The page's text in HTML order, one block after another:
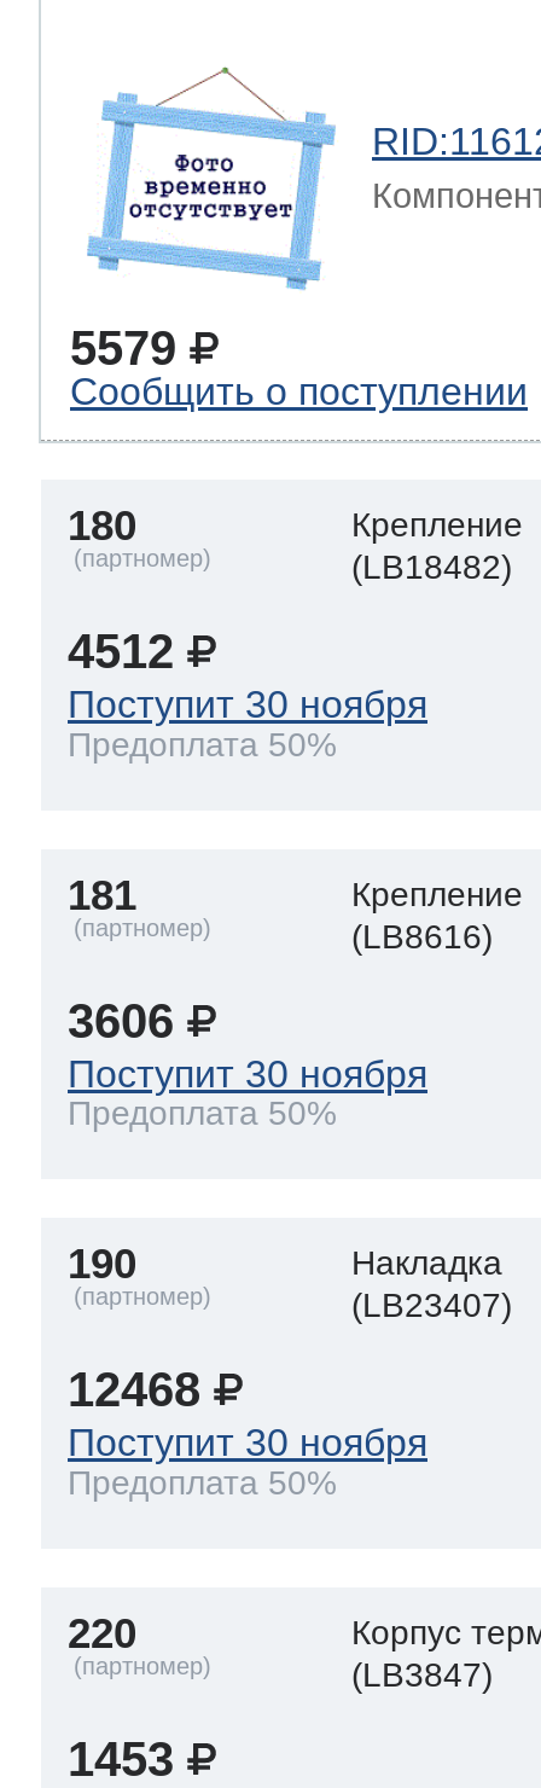
5579
Сообщить о поступлении
180
Крепление
(LB18482)
4512
Поступит 30 ноября
Предоплата 50%
181
Крепление
(LB8616)
3606
Поступит 30 ноября
Предоплата 50%
190
Накладка
(LB23407)
12468
Поступит 30 ноября
Предоплата 50%
220
Корпус
(LB3847)
1453